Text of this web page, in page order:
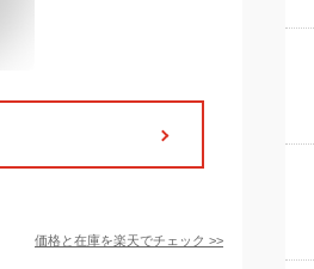
価格と在庫を楽天でチェック >>